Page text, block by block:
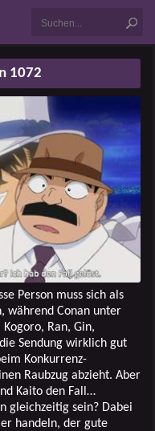
1072
Person muss sich als
während Conan unter
Ran, Gin,
Sendung wirklich gut
Konkurrenz-
Raubzug abzieht. Aber
Kaito den Fall…
gleichzeitig sein? Dabei
handeln, der gute